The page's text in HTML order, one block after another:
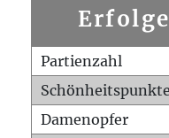
Partienzahl
Schönheitspunkte
Damenopfer